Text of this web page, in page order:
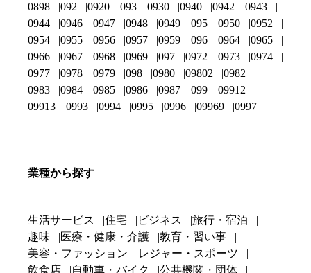
0898
092 0920 093 0930 0940 0942
0943
0944
0946 0947 0948 0949 095 0950
0952
0954
0955 0956 0957 0959 096 0964
0965
0966
0967 0968 0969 097 0972 0973
0974
0977
0978 0979 098 0980 09802
0982
0983
0984 0985 0986 0987 099
09912
09913
0993 0994 0995 0996 09969 0997
業種から探す
生活サービス 住宅 ビジネス
旅行・宿泊
趣味
医療・健康・介護
教育・習い事
美容・ファッション
レジャー・スポーツ
飲食店
自動車・バイク
公共機関・団体